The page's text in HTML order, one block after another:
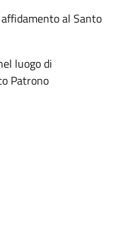
al Santo
luogo di
Patrono